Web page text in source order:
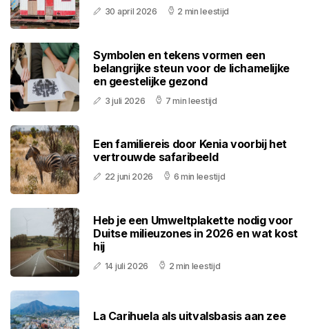
30 april 2026 2 min leestijd
Symbolen en tekens vormen een
belangrijke steun voor de lichamelijke
en geestelijke gezond
3 juli 2026 7 min leestijd
Een familiereis door Kenia voorbij het
vertrouwde safaribeeld
22 juni 2026 6 min leestijd
Heb je een Umweltplakette nodig voor
Duitse milieuzones in 2026 en wat kost
hij
14 juli 2026 2 min leestijd
La Carihuela als uitvalsbasis aan zee